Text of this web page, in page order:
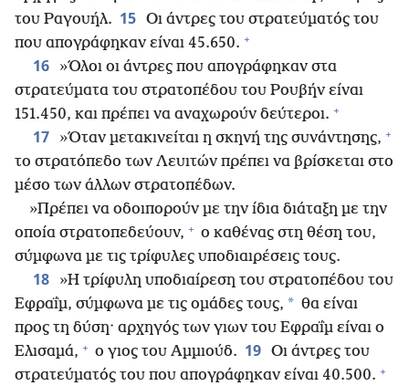
του Ραγουήλ. 15 Οι άντρες του στρατεύματός του
που απογράφηκαν είναι 45.650. +
16
»Όλοι οι άντρες που απογράφηκαν στα
στρατεύματα του στρατοπέδου του Ρουβήν είναι
151.450, και πρέπει να αναχωρούν δεύτεροι. +
17 »Όταν μετακινείται η σκηνή της συνάντησης, +
το στρατόπεδο των Λευιτών πρέπει να βρίσκεται στο
μέσο των άλλων στρατοπέδων.
»Πρέπει να οδοιπορούν με την ίδια διάταξη με την
οποία στρατοπεδεύουν, + ο καθένας στη θέση του,
σύμφωνα με τις τρίφυλες υποδιαιρέσεις τους.
18
»Η τρίφυλη υποδιαίρεση του στρατοπέδου του
Εφραΐμ, σύμφωνα με τις ομάδες τους, * θα είναι
προς τη δύση· αρχηγός των γιων του Εφραΐμ είναι ο
Ελισαμά, + ο γιος του Αμμιούδ. 19 Οι άντρες του
στρατεύματός του που απογράφηκαν είναι 40.500. +